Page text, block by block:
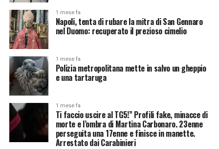
1 mese fa
Napoli, tenta di rubare la mitra di San Gennaro
nel Duomo: recuperato il prezioso cimelio
1 mese fa
Polizia metropolitana mette in salvo un gheppio
e una tartaruga
1 mese fa
Ti faccio uscire al TG5!” Profili fake, minacce di
morte e l’ombra di Martina Carbonaro. 23enne
perseguita una 17enne e finisce in manette.
Arrestato dai Carabinieri